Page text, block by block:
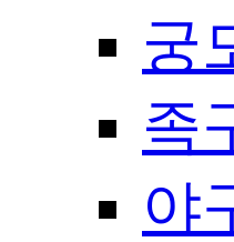
궁
족
야